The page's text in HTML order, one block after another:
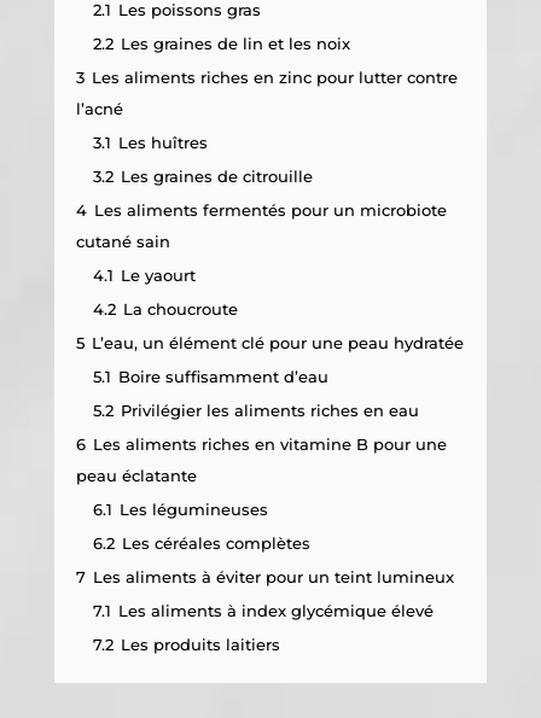
2.1 Les poissons gras
2.2 Les graines de lin et les noix
3 Les aliments riches en zinc pour lutter contre
l’acné
3.1 Les huîtres
3.2 Les graines de citrouille
4 Les aliments fermentés pour un microbiote
cutané sain
4.1 Le yaourt
4.2 La choucroute
5 L’eau, un élément clé pour une peau hydratée
5.1 Boire suffisamment d’eau
5.2 Privilégier les aliments riches en eau
6 Les aliments riches en vitamine B pour une
peau éclatante
6.1 Les légumineuses
6.2 Les céréales complètes
7 Les aliments à éviter pour un teint lumineux
7.1 Les aliments à index glycémique élevé
7.2 Les produits laitiers